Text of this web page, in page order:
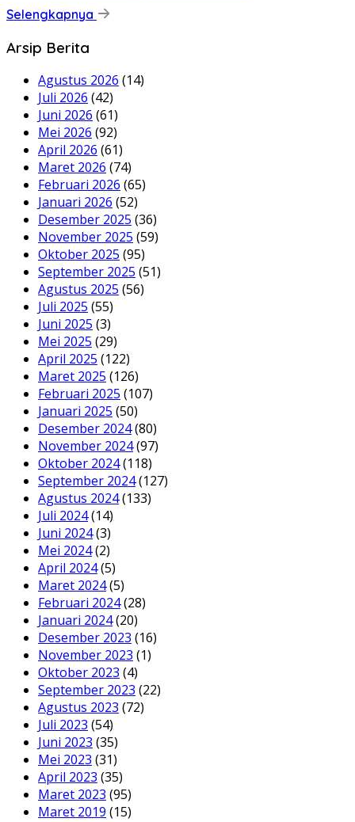
Selengkapnya
Arsip Berita
Agustus 2026 (14)
Juli 2026 (42)
Juni 2026 (61)
Mei 2026 (92)
April 2026 (61)
Maret 2026 (74)
Februari 2026 (65)
Januari 2026 (52)
Desember 2025 (36)
November 2025 (59)
Oktober 2025 (95)
September 2025 (51)
Agustus 2025 (56)
Juli 2025 (55)
Juni 2025 (3)
Mei 2025 (29)
April 2025 (122)
Maret 2025 (126)
Februari 2025 (107)
Januari 2025 (50)
Desember 2024(80)
November 2024(97)
Oktober 2024(118)
September 2024(127)
Agustus 2024(133)
Juli 2024(14)
Juni 2024(3)
Mei 2024(2)
April 2024(5)
Maret 2024(5)
Februari 2024(28)
Januari 2024(20)
Desember 2023 (16)
November 2023 (1)
Oktober 2023 (4)
September 2023 (22)
Agustus 2023 (72)
Juli 2023 (54)
Juni 2023 (35)
Mei 2023 (31)
April 2023 (35)
Maret 2023 (95)
Maret 2019 (15)